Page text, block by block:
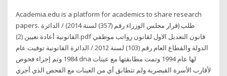
Academia.edu is a platform for academics to share research
papers. طلب (قرار مجلس الوزراء رقم (357) لسنة 2014) / الدائرة
القانونية أعادة تعيين (2).pdf قانون التعديل الاول لقانون رواتب موظفي
الدولة والقطاع العام رقم (103) لسنة 2012 / الدائرة القانونية توفيت عام
1984 وتم إجراء فحوص dna لها عام 1994 وتمت مطابقتها مع عينات
لأقارب الأسرة القيصرية ولم تتطابق أي من العينات مع الفحص الذي أجري